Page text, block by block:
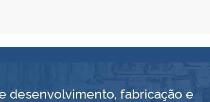
desenvolvimento, fabricação e